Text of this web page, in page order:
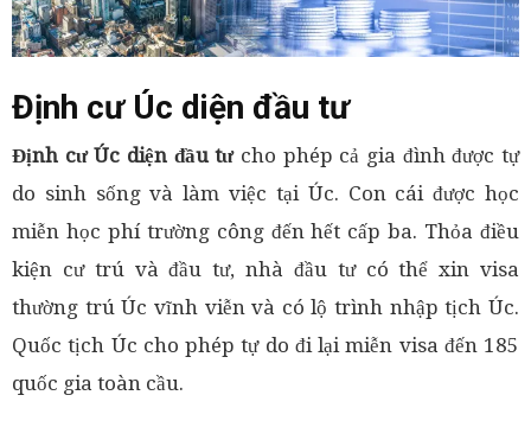
Định cư Úc diện đầu tư
Định cư Úc diện đầu tư cho phép cả gia đình được tự
do sinh sống và làm việc tại Úc. Con cái được học
miễn học phí trường công đến hết cấp ba. Thỏa điều
kiện cư trú và đầu tư, nhà đầu tư có thể xin visa
thường trú Úc vĩnh viễn và có lộ trình nhập tịch Úc.
Quốc tịch Úc cho phép tự do đi lại miễn visa đến 185
quốc gia toàn cầu.